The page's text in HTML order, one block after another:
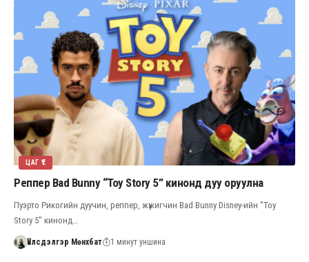
ЦАГ ҮЕ
Реппер Bad Bunny “Toy Story 5” кинонд дуу оруулна
Пуэрто Рикогийн дуучин, реппер, жүжигчин Bad Bunny Disney-ийн "Toy
Story 5" кинонд…
Үйлсдэлгэр Мөнхбат 1 минут уншина